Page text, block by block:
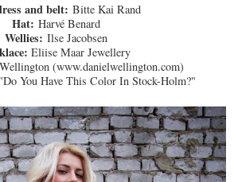
and belt: Bitte Kai Rand
Hat: Harvé Benard
Wellies: Ilse Jacobsen
Eliise Maar Jewellery
(www.danielwellington.com)
"Do You Have This Color In Stock-Holm?"